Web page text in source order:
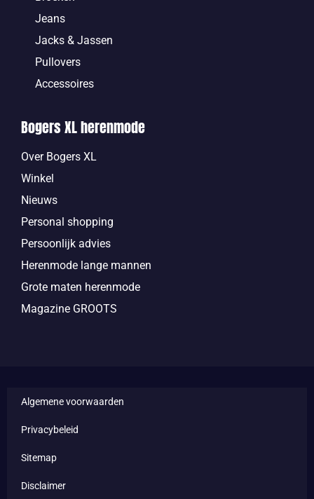
Jeans
Jacks & Jassen
Pullovers
Accessoires
Bogers XL herenmode
Over Bogers XL
Winkel
Nieuws
Personal shopping
Persoonlijk advies
Herenmode lange mannen
Grote maten herenmode
Magazine GROOTS
Algemene voorwaarden
Privacybeleid
Sitemap
Disclaimer